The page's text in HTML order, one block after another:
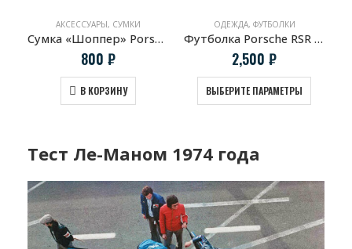
АКСЕССУАРЫ, СУМКИ
Сумка «Шоппер» Porsche 911 RSR Martini Racing
800 ₽
В КОРЗИНУ
ОДЕЖДА, ФУТБОЛКИ
Футболка Porsche RSR 2.1 turbo
2,500 ₽
ВЫБЕРИТЕ ПАРАМЕТРЫ
Тест Ле-Маном 1974 года